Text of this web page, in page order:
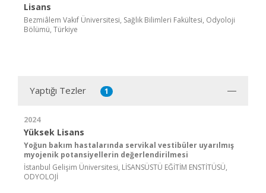
Lisans
Bezmiâlem Vakıf Üniversitesi, Sağlık Bilimleri Fakültesi, Odyoloji
Bölümü, Türkiye
Yaptığı Tezler 1
2024
Yüksek Lisans
Yoğun bakım hastalarında servikal vestibüler uyarılmış
myojenik potansiyellerin değerlendirilmesi
İstanbul Gelişim Üniversitesi, LİSANSÜSTÜ EĞİTİM ENSTİTÜSÜ,
ODYOLOJİ